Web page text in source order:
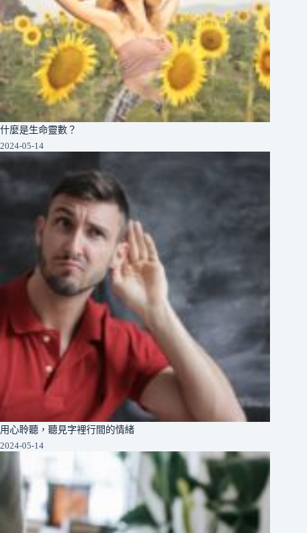
什麼是生命靈數？
2024-05-14
用心聆聽，聽見字裡行間的情緒
2024-05-14